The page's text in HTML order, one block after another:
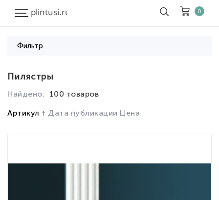
Итого к оплате
0
Фильтр
Пилястры
Найдено: 100 товаров
Артикул Дата публикации Цена